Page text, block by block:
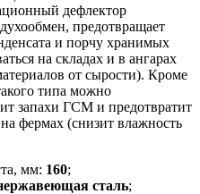
дефлектор
предотвращает
и порчу хранимых
на складах и в ангарах
от сырости). Кроме
типа можно
запахи ГСМ и предотвратит
фермах (снизит влажность
мм: 160;
сталь;